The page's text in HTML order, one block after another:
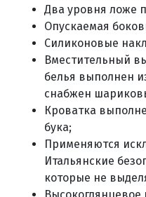
Два уровня ложе
Опускаемая
Силиконовые
Вместительный
белья выполнен
снабжен
Кроватка
бука;
Применяются
Итальянские
которые не